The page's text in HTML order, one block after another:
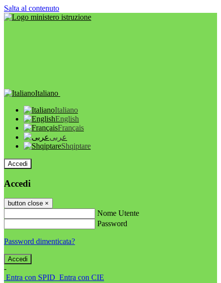
Salta al contenuto
Italiano
Italiano
English
Français
عربى
Shqiptare
Accedi
Accedi
button close ×
Nome Utente
Password
Password dimenticata?
-
Entra con SPID Entra con CIE